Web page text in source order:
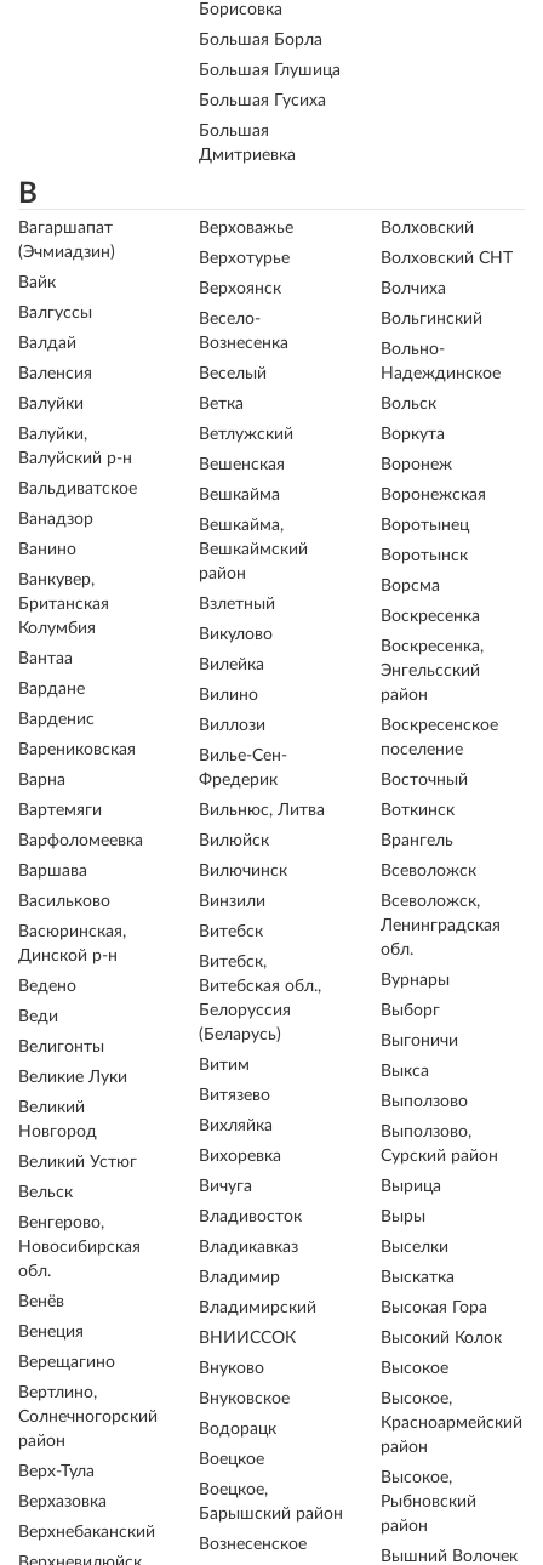
Борисовка
Большая Борла
Большая Глушица
Большая Гусиха
Большая
Дмитриевка
В
Вагаршапат
(Эчмиадзин)
Вайк
Валгуссы
Валдай
Валенсия
Валуйки
Валуйки,
Валуйский р-н
Вальдиватское
Ванадзор
Ванино
Ванкувер,
Британская
Колумбия
Вантаа
Вардане
Варденис
Варениковская
Варна
Вартемяги
Варфоломеевка
Варшава
Васильково
Васюринская,
Динской р-н
Ведено
Веди
Велигонты
Великие Луки
Великий
Новгород
Великий Устюг
Вельск
Венгерово,
Новосибирская
обл.
Венёв
Венеция
Верещагино
Вертлино,
Солнечногорский
район
Верх-Тула
Верхазовка
Верхнебаканский
Верховажье
Верхотурье
Верхоянск
Весело-
Вознесенка
Веселый
Ветка
Ветлужский
Вешенская
Вешкайма
Вешкайма,
Вешкаймский
район
Взлетный
Викулово
Вилейка
Вилино
Виллози
Вилье-Сен-
Фредерик
Вильнюс, Литва
Вилюйск
Вилючинск
Винзили
Витебск
Витебск,
Витебская обл.,
Белоруссия
(Беларусь)
Витим
Витязево
Вихляйка
Вихоревка
Вичуга
Владивосток
Владикавказ
Владимир
Владимирский
ВНИИССОК
Внуково
Внуковское
Водорацк
Воецкое
Воецкое,
Барышский район
Вознесенское
Волховский
Волховский СНТ
Волчиха
Вольгинский
Вольно-
Надеждинское
Вольск
Воркута
Воронеж
Воронежская
Воротынец
Воротынск
Ворсма
Воскресенка
Воскресенка,
Энгельсский
район
Воскресенское
поселение
Восточный
Воткинск
Врангель
Всеволожск
Всеволожск,
Ленинградская
обл.
Вурнары
Выборг
Выгоничи
Выкса
Выползово
Выползово,
Сурский район
Вырица
Выры
Выселки
Выскатка
Высокая Гора
Высокий Колок
Высокое
Высокое,
Красноармейский
район
Высокое,
Рыбновский
район
Вышний Волочек